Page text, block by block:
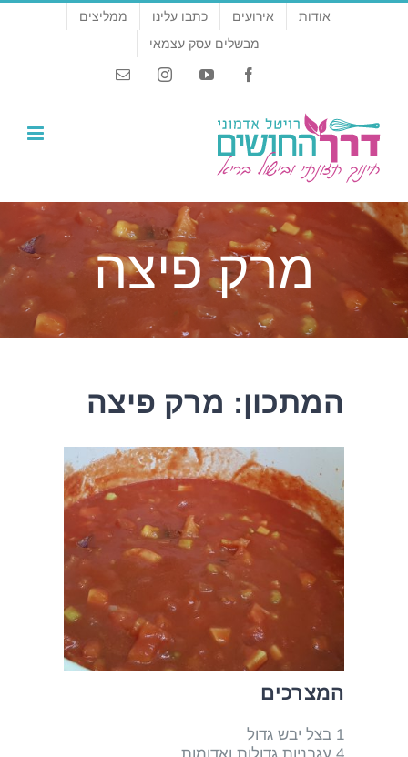
דלג
אודות אירועים כתבו עלינו
ממליצים
מבשלים עסק עצמאי
Facebook
YouTube
Instagram
Email
מרק פיצה
המתכון: מרק פיצה
המצרכים
1 בצל יבש גדול